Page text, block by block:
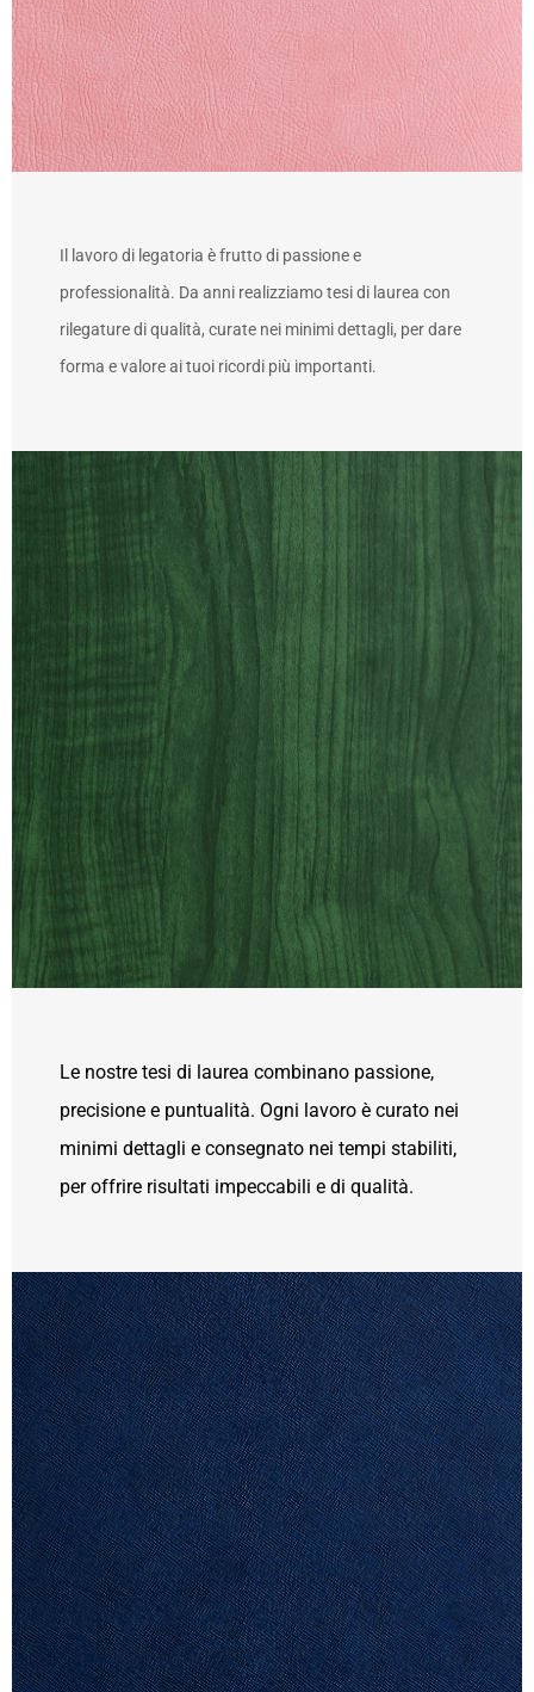
Il lavoro di legatoria è frutto di passione e
professionalità. Da anni realizziamo tesi di laurea con
rilegature di qualità, curate nei minimi dettagli, per dare
forma e valore ai tuoi ricordi più importanti.
Le nostre tesi di laurea combinano passione,
precisione e puntualità. Ogni lavoro è curato nei
minimi dettagli e consegnato nei tempi stabiliti,
per offrire risultati impeccabili e di qualità.